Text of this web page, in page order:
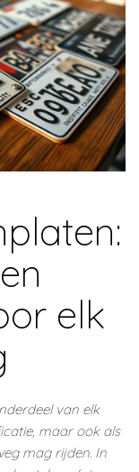
elk
van elk
maar ook als
mag rijden. In